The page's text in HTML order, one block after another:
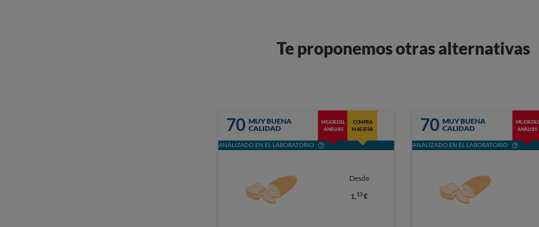
Te proponemos otras alternativas
70 MUY BUENA
CALIDAD
MEJOR DEL
ANÁLISIS
COMPRA
MAESTRA
ANALIZADO EN EL LABORATORIO
Desde
1,13€
70 MUY BUENA
CALIDAD
MEJOR DEL
ANÁLISIS
ANALIZADO EN EL LABORATORIO